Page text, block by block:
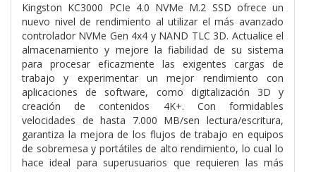
Kingston KC3000 PCIe 4.0 NVMe M.2 SSD ofrece un
nuevo nivel de rendimiento al utilizar el más avanzado
controlador NVMe Gen 4x4 y NAND TLC 3D. Actualice el
almacenamiento y mejore la fiabilidad de su sistema
para procesar eficazmente las exigentes cargas de
trabajo y experimentar un mejor rendimiento con
aplicaciones de software, como digitalización 3D y
creación de contenidos 4K+. Con formidables
velocidades de hasta 7.000 MB/sen lectura/escritura,
garantiza la mejora de los flujos de trabajo en equipos
de sobremesa y portátiles de alto rendimiento, lo cual lo
hace ideal para superusuarios que requieren las más